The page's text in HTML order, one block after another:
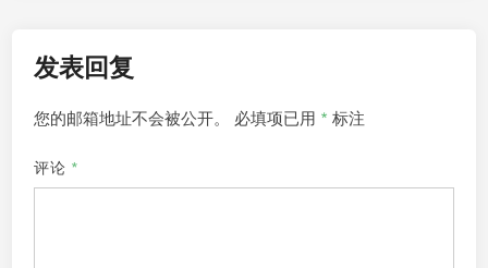
发表回复
您的邮箱地址不会被公开。 必填项已用 * 标注
评论 *